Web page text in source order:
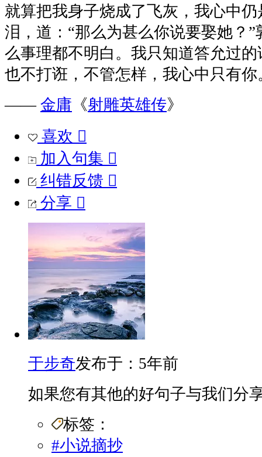
就算把我身子烧成了飞灰，我心中
泪，道：“那么为甚么你说要娶她？
么事理都不明白。我只知道答允过
也不打诳，不管怎样，我心中只有你
—— 金庸 《射雕英雄传》
喜欢 
加入句集 
纠错反馈 
分享 
于步奇发布于：5年前
如果您有其他的好句子与我们分
标签：
#小说摘抄